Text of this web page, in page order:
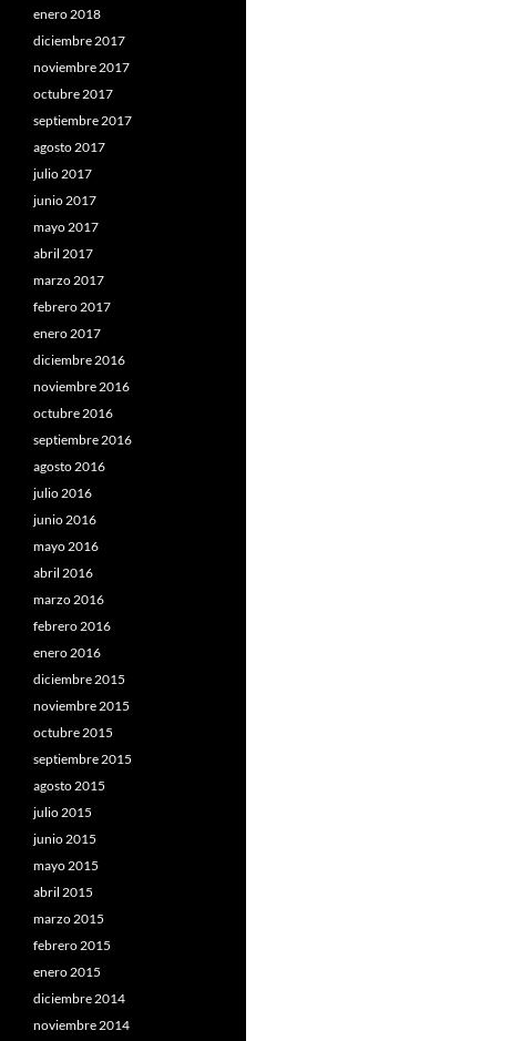
enero 2018
diciembre 2017
noviembre 2017
octubre 2017
septiembre 2017
agosto 2017
julio 2017
junio 2017
mayo 2017
abril 2017
marzo 2017
febrero 2017
enero 2017
diciembre 2016
noviembre 2016
octubre 2016
septiembre 2016
agosto 2016
julio 2016
junio 2016
mayo 2016
abril 2016
marzo 2016
febrero 2016
enero 2016
diciembre 2015
noviembre 2015
octubre 2015
septiembre 2015
agosto 2015
julio 2015
junio 2015
mayo 2015
abril 2015
marzo 2015
febrero 2015
enero 2015
diciembre 2014
noviembre 2014